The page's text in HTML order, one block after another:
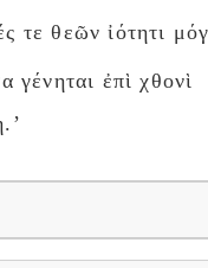
τε θεῶν ἰότητι
γένηται ἐπὶ χθονὶ